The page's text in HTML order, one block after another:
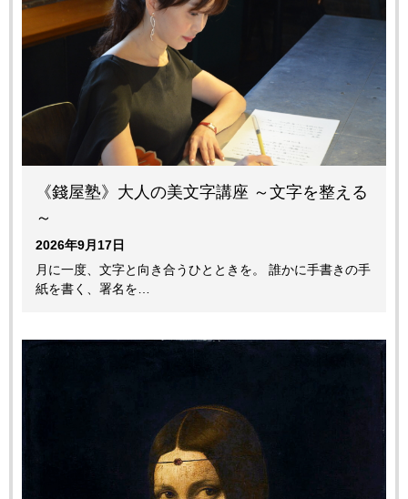
《錢屋塾》大人の美文字講座 ～文字を整える
～
2026年9月17日
月に一度、文字と向き合うひとときを。 誰かに手書きの手
紙を書く、署名を…